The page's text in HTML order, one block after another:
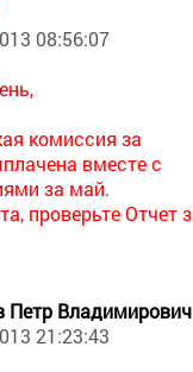
08:56:07
комиссия за
вместе с
за май.
проверьте Отчет
Петр Владимирович
21:23:43